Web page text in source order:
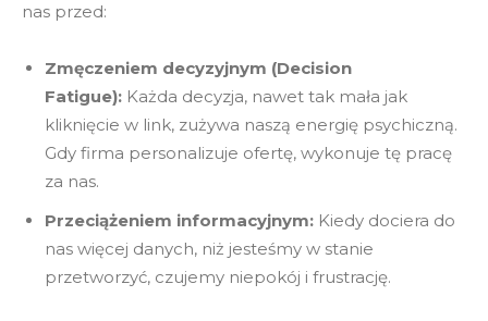
nas przed:
Zmęczeniem decyzyjnym (Decision
Fatigue): Każda decyzja, nawet tak mała jak
kliknięcie w link, zużywa naszą energię psychiczną.
Gdy firma personalizuje ofertę, wykonuje tę pracę
za nas.
Przeciążeniem informacyjnym: Kiedy dociera do
nas więcej danych, niż jesteśmy w stanie
przetworzyć, czujemy niepokój i frustrację.